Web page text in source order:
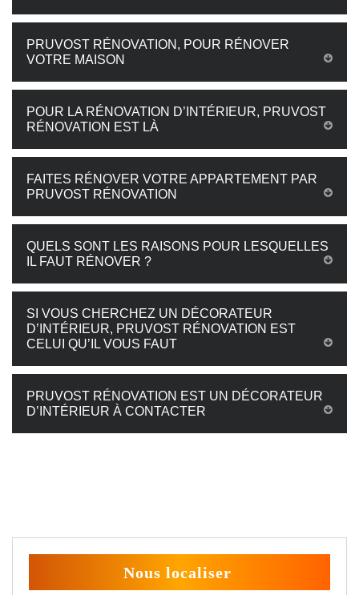
PRUVOST RÉNOVATION, POUR RÉNOVER
VOTRE MAISON
POUR LA RÉNOVATION D’INTÉRIEUR, PRUVOST
RÉNOVATION EST LÀ
FAITES RÉNOVER VOTRE APPARTEMENT PAR
PRUVOST RÉNOVATION
QUELS SONT LES RAISONS POUR LESQUELLES
IL FAUT RÉNOVER ?
SI VOUS CHERCHEZ UN DÉCORATEUR
D’INTÉRIEUR, PRUVOST RÉNOVATION EST
CELUI QU’IL VOUS FAUT
PRUVOST RÉNOVATION EST UN DÉCORATEUR
D’INTÉRIEUR À CONTACTER
Nous localiser